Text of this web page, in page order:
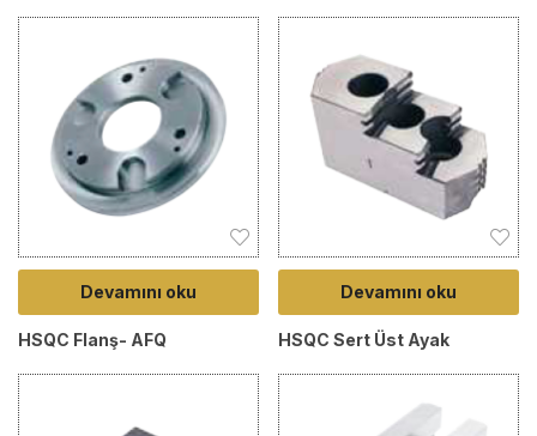
Devamını oku
HSQC Flanş- AFQ
Devamını oku
HSQC Sert Üst Ayak